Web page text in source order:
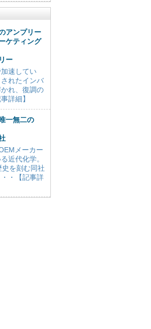
アンプリー
ケティング
ー
速してい
れたインバ
れ、復調の
詳細】
一無二の
メーカー
近代化学。
を刻む同社
・【記事詳